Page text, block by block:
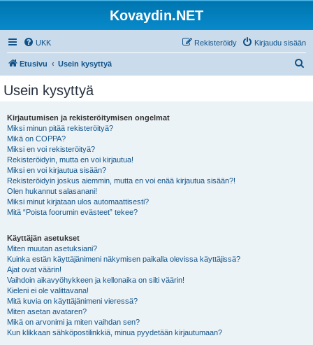
Kovaydin.NET
UKK Kirjaudu sisään
Rekisteröidy
Etusivu Usein kysyttyä
Usein kysyttyä
Kirjautumisen ja rekisteröitymisen ongelmat
Miksi minun pitää rekisteröityä?
Mikä on COPPA?
Miksi en voi rekisteröityä?
Rekisteröidyin, mutta en voi kirjautua!
Miksi en voi kirjautua sisään?
Rekisteröidyin joskus aiemmin, mutta en voi enää kirjautua sisään?!
Olen hukannut salasanani!
Miksi minut kirjataan ulos automaattisesti?
Mitä “Poista foorumin evästeet” tekee?
Käyttäjän asetukset
Miten muutan asetuksiani?
Kuinka estän käyttäjänimeni näkymisen paikalla olevissa käyttäjissä?
Ajat ovat väärin!
Vaihdoin aikavyöhykkeen ja kellonaika on silti väärin!
Kieleni ei ole valittavana!
Mitä kuvia on käyttäjänimeni vieressä?
Miten asetan avataren?
Mikä on arvonimi ja miten vaihdan sen?
Kun klikkaan sähköpostilinkkiä, minua pyydetään kirjautumaan?